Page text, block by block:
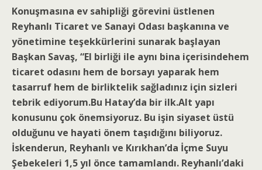
Konuşmasına ev sahipliği görevini üstlenen
Reyhanlı Ticaret ve Sanayi Odası başkanına ve
yönetimine teşekkürlerini sunarak başlayan
Başkan Savaş, “El birliği ile aynı bina içerisindehem
ticaret odasını hem de borsayı yaparak hem
tasarruf hem de birliktelik sağladınız için sizleri
tebrik ediyorum.Bu Hatay’da bir ilk.Alt yapı
konusunu çok önemsiyoruz. Bu işin siyaset üstü
olduğunu ve hayati önem taşıdığını biliyoruz.
İskenderun, Reyhanlı ve Kırıkhan’da İçme Suyu
Şebekeleri 1,5 yıl önce tamamlandı. Reyhanlı’daki